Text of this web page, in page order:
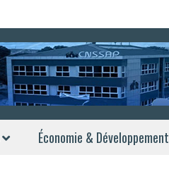
Économie & Développement